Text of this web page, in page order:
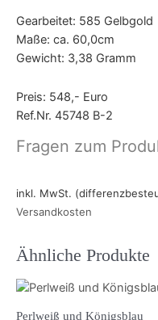
Gearbeitet: 585 Gelbgold
Maße: ca. 60,0cm
Gewicht: 3,38 Gramm
Preis: 548,- Euro
Ref.Nr. 45748 B-2
Fragen zum
inkl. MwSt.
Versandkosten
Ähnliche Produkte
Perlweiß und Königsblau